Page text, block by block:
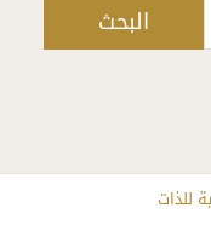
البحث
للذات